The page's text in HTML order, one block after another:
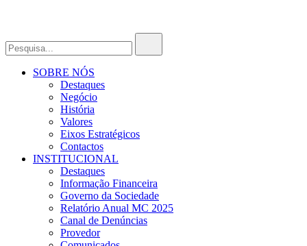
SOBRE NÓS
Destaques
Negócio
História
Valores
Eixos Estratégicos
Contactos
INSTITUCIONAL
Destaques
Informação Financeira
Governo da Sociedade
Relatório Anual MC 2025
Canal de Denúncias
Provedor